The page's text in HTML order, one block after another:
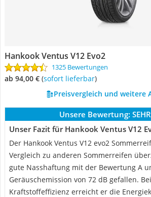
Hankook Ventus V12 Evo2
1325 Bewertungen
ab 94,00 € ( Sofort lieferbar)
Preisvergleich und weitere
Unsere Bewertung:
Unser Fazit für Hankook Ventus V12
Der Hankook Ventus V12 evo2
Vergleich zu anderen Sommerreifen
gute Nasshaftung mit der Bewertung A
Geräuschemission von 72 dB gefallen.
Kraftstoffeffizienz erreicht er die